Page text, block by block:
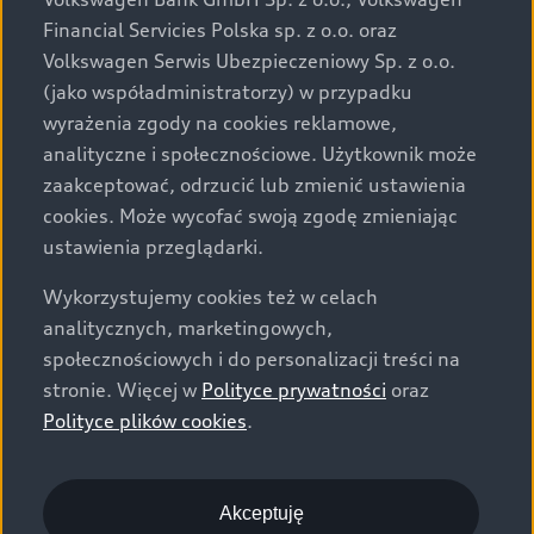
Financial Servicies Polska sp. z o.o. oraz
Volkswagen Serwis Ubezpieczeniowy Sp. z o.o.
(jako współadministratorzy) w przypadku
wyrażenia zgody na cookies reklamowe,
analityczne i społecznościowe. Użytkownik może
zaakceptować, odrzucić lub zmienić ustawienia
cookies. Może wycofać swoją zgodę zmieniając
ustawienia przeglądarki.
Wykorzystujemy cookies też w celach
analitycznych, marketingowych,
społecznościowych i do personalizacji treści na
stronie. Więcej w Polityce prywatności oraz
Polityce plików cookies.
Akceptuję
za dopłatą. Wiążące ustalenie ceny, wyposażenia i
specyfikacji pojazdu następują w umowie sprzedaży, a
określenie parametrów technicznych zawiera
świadectwo homologacji typu pojazdu. Zastrzegamy
sobie prawo do zmian i pomyłek. Wszelkie informacje
prezentowane na stronie są aktualne na dzień ich
zamieszczania. W celu uzyskania najnowszych
informacji prosimy kontaktować się z Partnerem Marki
Audi.
Wszystkie produkowane obecnie samochody marki Audi
są wykonywane z materiałów spełniających pod
względem możliwości odzysku i recyklingu wymagania
określone w normie ISO 22628 i są zgodne z
europejskimi świadectwami homologacji wydanymi wg
o.o. podlega obowiązkowi zapewnienia wszystkim
użytkownikom samochodów marki Volkswagen sieci